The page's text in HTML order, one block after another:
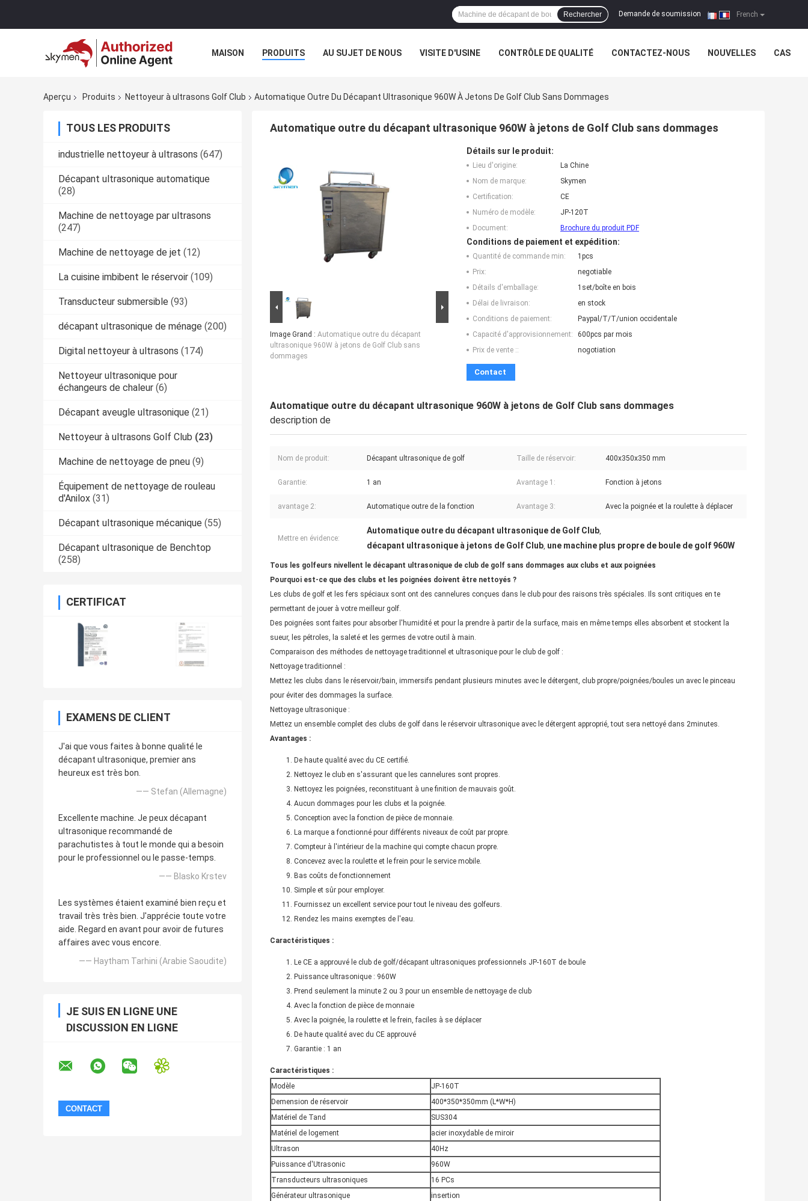
French
Demande de soumission |
Rechercher
MAISON PRODUITS AU SUJET DE NOUS VISITE D'USINE CONTRÔLE DE QUALITÉ CONTACTEZ-NOUS NOUVELLES CAS
Aperçu
Produits Nettoyeur à ultrasons Golf Club Automatique Outre Du Décapant Ultrasonique 960W À Jetons De Golf Club Sans Dommages
TOUS LES PRODUITS
industrielle nettoyeur à ultrasons (647)
Décapant ultrasonique automatique
(28)
Machine de nettoyage par ultrasons
(247)
Machine de nettoyage de jet (12)
La cuisine imbibent le réservoir (109)
Transducteur submersible (93)
décapant ultrasonique de ménage (200)
Digital nettoyeur à ultrasons (174)
Nettoyeur ultrasonique pour
échangeurs de chaleur (6)
Décapant aveugle ultrasonique (21)
Nettoyeur à ultrasons Golf Club (23)
Machine de nettoyage de pneu (9)
Équipement de nettoyage de rouleau
d'Anilox (31)
Décapant ultrasonique mécanique (55)
Décapant ultrasonique de Benchtop
(258)
CERTIFICAT
EXAMENS DE CLIENT
J'ai que vous faites à bonne qualité le
décapant ultrasonique, premier ans
heureux est très bon.
—— Stefan (Allemagne)
Excellente machine. Je peux décapant
ultrasonique recommandé de
parachutistes à tout le monde qui a besoin
pour le professionnel ou le passe-temps.
—— Blasko Krstev
Les systèmes étaient examiné bien reçu et
travail très très bien. J'apprécie toute votre
aide. Regard en avant pour avoir de futures
affaires avec vous encore.
—— Haytham Tarhini (Arabie Saoudite)
JE SUIS EN LIGNE UNE
DISCUSSION EN LIGNE
Automatique outre du décapant ultrasonique 960W à jetons de Golf Club sans dommages
Image Grand : Automatique outre du décapant
ultrasonique 960W à jetons de Golf Club sans
dommages
Détails sur le produit:
Lieu d'origine:
La Chine
Nom de marque:
Skymen
Certification:
CE
Numéro de modèle:
JP-120T
Document:
Brochure du produit PDF
Conditions de paiement et expédition:
Quantité de commande min:
1pcs
Prix:
negotiable
Détails d'emballage:
1set/boîte en bois
Délai de livraison:
en stock
Conditions de paiement:
Paypal/T/T/union occidentale
Capacité d'approvisionnement:
600pcs par mois
Prix de vente ::
nogotiation
Contact
Automatique outre du décapant ultrasonique 960W à jetons de Golf Club sans dommages
description de
Nom de produit: Décapant ultrasonique de golf Taille de réservoir: 400x350x350 mm
Garantie: 1 an Avantage 1: Fonction à jetons
avantage 2: Automatique outre de la fonction Avantage 3: Avec la poignée et la roulette à déplacer
Mettre en évidence:
Automatique outre du décapant ultrasonique de Golf Club,
décapant ultrasonique à jetons de Golf Club, une machine plus propre de boule de golf 960W
Tous les golfeurs nivellent le décapant ultrasonique de club de golf sans dommages aux clubs et aux poignées
Pourquoi est-ce que des clubs et les poignées doivent être nettoyés ?
Les clubs de golf et les fers spéciaux sont ont des cannelures conçues dans le club pour des raisons très spéciales. Ils sont critiques en te
permettant de jouer à votre meilleur golf.
Des poignées sont faites pour absorber l'humidité et pour la prendre à partir de la surface, mais en même temps elles absorbent et stockent la
sueur, les pétroles, la saleté et les germes de votre outil à main.
Comparaison des méthodes de nettoyage traditionnel et ultrasonique pour le club de golf :
Nettoyage traditionnel :
Mettez les clubs dans le réservoir/bain, immersifs pendant plusieurs minutes avec le détergent, club propre/poignées/boules un avec le pinceau
pour éviter des dommages la surface.
Nettoyage ultrasonique :
Mettez un ensemble complet des clubs de golf dans le réservoir ultrasonique avec le détergent approprié, tout sera nettoyé dans 2minutes.
Avantages :
De haute qualité avec du CE certifié.
Nettoyez le club en s'assurant que les cannelures sont propres.
Nettoyez les poignées, reconstituant à une finition de mauvais goût.
Aucun dommages pour les clubs et la poignée.
Conception avec la fonction de pièce de monnaie.
La marque a fonctionné pour différents niveaux de coût par propre.
Compteur à l'intérieur de la machine qui compte chacun propre.
Concevez avec la roulette et le frein pour le service mobile.
Bas coûts de fonctionnement
Simple et sûr pour employer.
Fournissez un excellent service pour tout le niveau des golfeurs.
Rendez les mains exemptes de l'eau.
Caractéristiques :
Le CE a approuvé le club de golf/décapant ultrasoniques professionnels JP-160T de boule
Puissance ultrasonique : 960W
Prend seulement la minute 2 ou 3 pour un ensemble de nettoyage de club
Avec la fonction de pièce de monnaie
Avec la poignée, la roulette et le frein, faciles à se déplacer
De haute qualité avec du CE approuvé
Garantie : 1 an
Caractéristiques :
Modèle
JP-160T
Demension de réservoir
400*350*350mm (L*W*H)
Matériel de Tand
SUS304
Matériel de logement
acier inoxydable de miroir
Ultrason
40Hz
Puissance d'Utrasonic
960W
Transducteurs ultrasoniques
16 PCs
Générateur ultrasonique
insertion